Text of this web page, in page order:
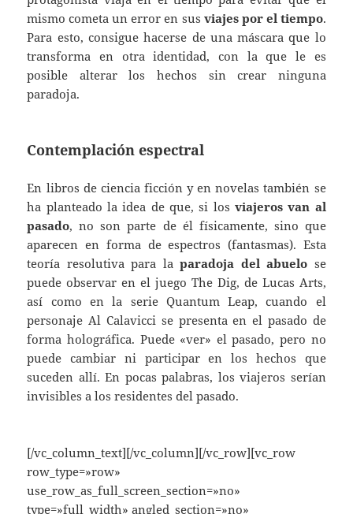
mismo cometa un error en sus viajes por el tiempo.
Para esto, consigue hacerse de una máscara que lo
transforma en otra identidad, con la que le es
posible alterar los hechos sin crear ninguna
paradoja.
Contemplación espectral
En libros de ciencia ficción y en novelas también se
ha planteado la idea de que, si los viajeros van al
pasado, no son parte de él físicamente, sino que
aparecen en forma de espectros (fantasmas). Esta
teoría resolutiva para laparadoja del abuelo se
puede observar en el juego The Dig, de Lucas Arts,
así como en la serie Quantum Leap, cuando el
personaje Al Calavicci se presenta en el pasado de
forma holográfica. Puede «ver» el pasado, pero no
puede cambiar ni participar en los hechos que
suceden allí. En pocas palabras, los viajeros serían
invisibles a los residentes del pasado.
[/vc_column_text][/vc_column][/vc_row][vc_row
row_type=»row»
use_row_as_full_screen_section=»no»
type=»full_width» angled_section=»no»